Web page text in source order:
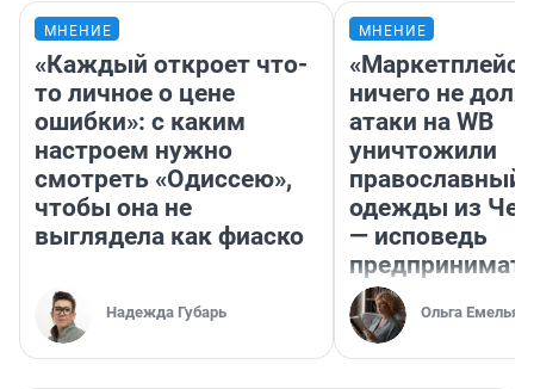
МНЕНИЕ
«Каждый откроет что-
то личное о цене
ошибки»: с каким
настроем нужно
смотреть «Одиссею»,
чтобы она не
выглядела как фиаско
Надежда Губарь
МНЕНИЕ
«Маркетплейс
ничего не
атаки на WB
уничтожили
православный
одежды из
— исповедь
Ольга